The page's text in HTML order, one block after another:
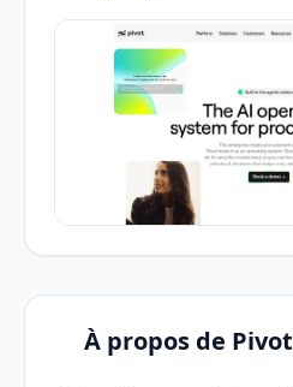
À propos de Pivot